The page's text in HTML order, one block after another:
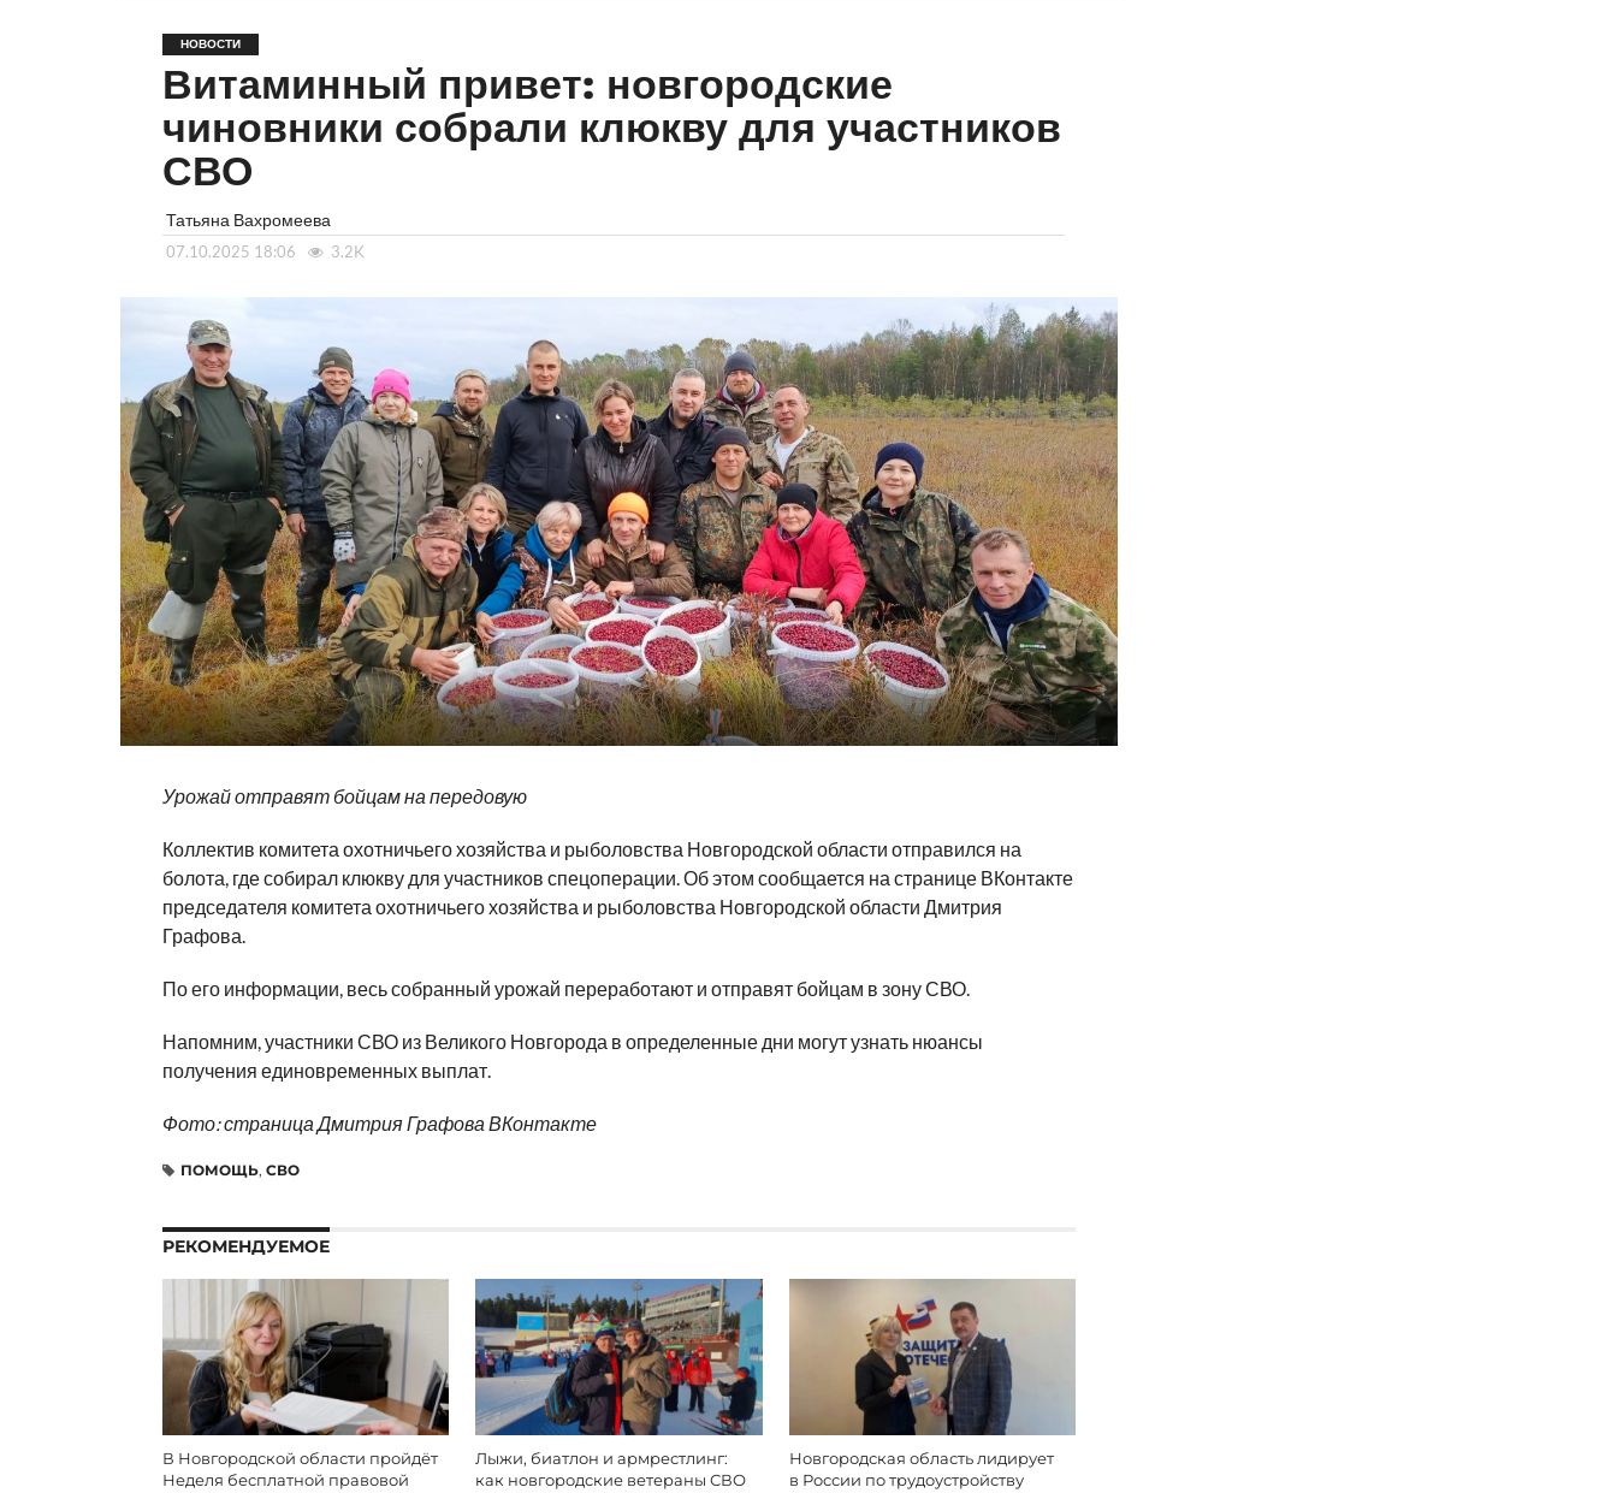
НОВОСТИ
Витаминный привет: новгородские
чиновники собрали клюкву для участников
СВО
Татьяна Вахромеева
07.10.2025 18:06 3.2K
Урожай отправят бойцам на передовую
Коллектив комитета охотничьего хозяйства и рыболовства Новгородской области отправился на
болота, где собирал клюкву для участников спецоперации. Об этом сообщается на странице ВКонтакте
председателя комитета охотничьего хозяйства и рыболовства Новгородской области Дмитрия
Графова.
По его информации, весь собранный урожай переработают и отправят бойцам в зону СВО.
Напомним, участники СВО из Великого Новгорода в определенные дни могут узнать нюансы
получения единовременных выплат.
Фото: страница Дмитрия Графова ВКонтакте
ПОМОЩЬ, СВО
РЕКОМЕНДУЕМОЕ
В Новгородской области пройдёт
Неделя бесплатной правовой
Лыжи, биатлон и армрестлинг:
как новгородские ветераны СВО
Новгородская область лидирует
в России по трудоустройству